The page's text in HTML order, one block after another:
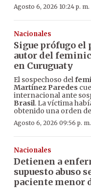
Agosto 6, 2026 10:24 p. m.
Nacionales
Sigue prófugo el
autor del
en Curuguaty
El sospechoso del
Martínez Paredes
internacional ante
Brasil. La víctima
obtenido una orden
Agosto 6, 2026 09:56 p. m.
Nacionales
Detienen a
supuesto abuso
paciente menor